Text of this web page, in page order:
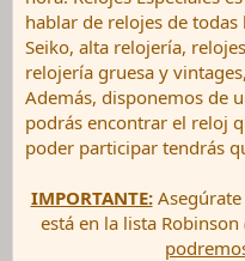
hablar de relojes de todas
Seiko, alta relojería,
relojería gruesa y
Además, disponemos de
podrás encontrar el reloj
poder participar tendrás
IMPORTANTE:Asegúrate
está en la lista